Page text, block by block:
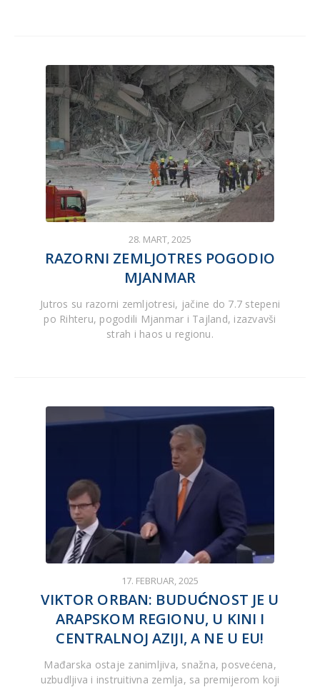
28. MART, 2025
RAZORNI ZEMLJOTRES POGODIO
MJANMAR
Jutros su razorni zemljotresi, jačine do 7.7 stepeni
po Rihteru, pogodili Mjanmar i Tajland, izazvavši
strah i haos u regionu.
17. FEBRUAR, 2025
VIKTOR ORBAN: BUDUĆNOST JE U
ARAPSKOM REGIONU, U KINI I
CENTRALNOJ AZIJI, A NE U EU!
Mađarska ostaje zanimljiva, snažna, posvećena,
uzbudljiva i instruitivna zemlja, sa premijerom koji